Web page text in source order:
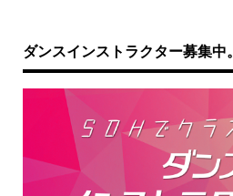
ダンスインストラクター募集中。